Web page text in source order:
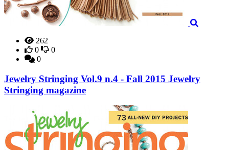
262
0
0
0
Jewelry Stringing Vol.9 n.4 - Fall 2015 Jewelry
Stringing magazine